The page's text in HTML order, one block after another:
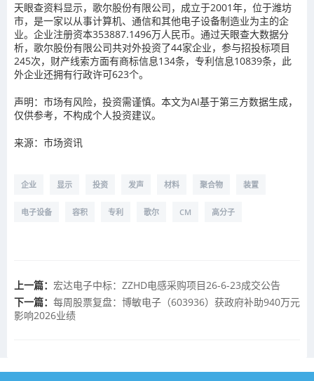
天眼查资料显示，歌尔股份有限公司，成立于2001年，位于潍坊
市，是一家以从事计算机、通信和其他电子设备制造业为主的企
业。企业注册资本353887.1496万人民币。通过天眼查大数据分
析，歌尔股份有限公司共对外投资了44家企业，参与招投标项目
245次，财产线索方面有商标信息134条，专利信息10839条，此
外企业还拥有行政许可623个。
声明：市场有风险，投资需谨慎。本文为AI基于第三方数据生成，
仅供参考，不构成个人投资建议。
来源：市场资讯
企业 显示 投资 发声 材料 聚合物 装置
电子设备 容积 专利 歌尔 CM 高分子
上一篇： 宏达电子中标：ZZHD电感采购项目26-6-23成交公告
下一篇： 每周股票复盘：博敏电子（603936）获政府补助940万元
影响2026业绩